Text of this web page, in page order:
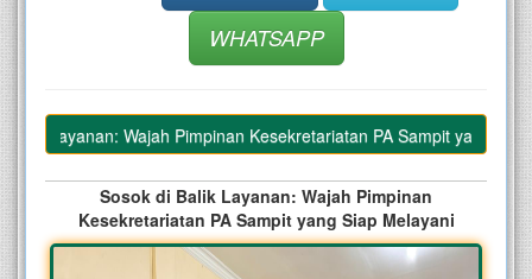
WHATSAPP
Layanan: Wajah Pimpinan Kesekretariatan PA Sampit yang Siap
Sosok di Balik Layanan: Wajah Pimpinan
Kesekretariatan PA Sampit yang Siap Melayani